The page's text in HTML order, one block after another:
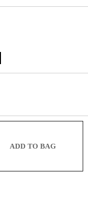
ADD TO BAG